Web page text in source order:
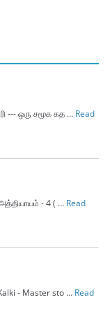
--- ஒரு சமூக கத … Read
அத்தியாயம் - 4 ( … Read
- Master sto … Read